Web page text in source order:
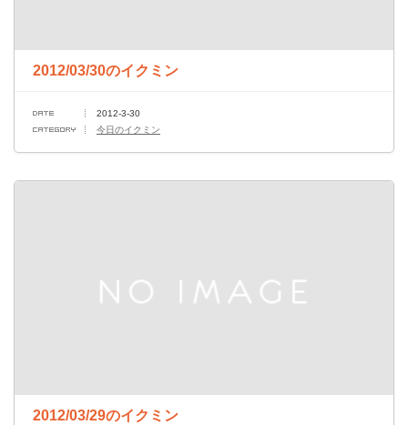
2012/03/30のイクミン
2012-3-30
今日のイクミン
2012/03/29のイクミン